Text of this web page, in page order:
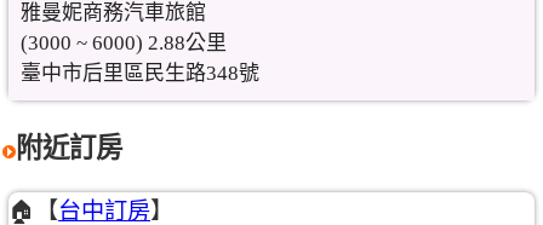
雅曼妮商務汽車旅館
(3000 ~ 6000) 2.88公里
臺中市后里區民生路348號
附近訂房
🏠【台中訂房】